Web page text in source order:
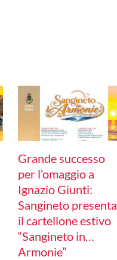
Grande successo
per l’omaggio a
Ignazio Giunti:
Sangineto presenta
il cartellone estivo
“Sangineto in…
Armonie”